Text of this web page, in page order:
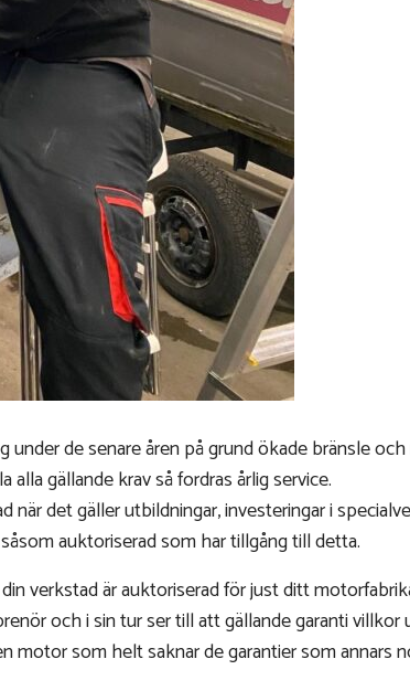
de senare åren på grund ökade bränsle
gällande krav så fordras årlig service.
det gäller utbildningar, investeringar i
auktoriserad som har tillgång till detta.
verkstad är auktoriserad för just ditt
och i sin tur ser till att gällande garanti villkor
som helt saknar de garantier som annars